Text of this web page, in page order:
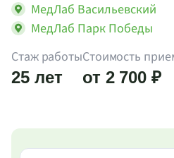
МедЛаб Васильевский
МедЛаб Парк Победы
Стаж работы
25 лет
Стоимость
от 2 700 ₽